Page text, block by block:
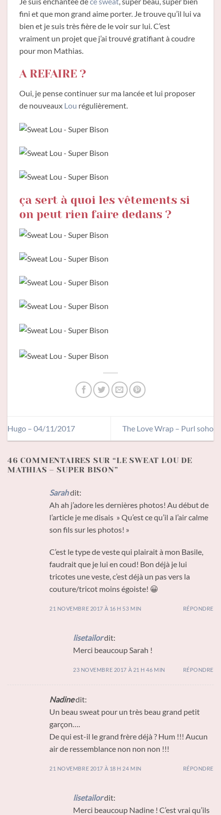
fini et que mon grand aime porter. Je trouve qu’il lui va
bien et je suis très fière de le voir sur lui. C’est
vraiment un projet que j’ai trouvé gratifiant à coudre
pour mon Mathias.
A REFAIRE ?
Oui, je pense continuer sur ma lancée et lui proposer
de nouveaux Lou régulièrement.
ça sert à quoi les vêtements si
on peut rien faire dedans ?
Hugo – 04/11/2017 The Love Wrap – Purl soho
46 COMMENTAIRES SUR “LE SWEAT LOU DE
MATHIAS – SUPER BISON”
Sarahdit:
Ah ah j’adore les dernières photos! Au début de
l’article je me disais » Qu’est ce qu’il a l’air calme
son fils sur les photos! »
C’est le type de veste qui plairait à mon Basile,
faudrait que je lui en coud! Bon déjà je lui
tricotes une veste, c’est déjà un pas vers la
couture/tricot moins égoiste! 😀
21 NOVEMBRE 2017 À 16 H 53 MIN RÉPONDRE
lisetailordit:
Merci beaucoup Sarah !
23 NOVEMBRE 2017 À 21 H 46 MIN RÉPONDRE
Nadinedit:
Un beau sweat pour un très beau grand petit
garçon….
De qui est-il le grand frère déjà ? Hum !!! Aucun
air de ressemblance non non non !!!
21 NOVEMBRE 2017 À 18 H 24 MIN RÉPONDRE
lisetailordit:
Merci beaucoup Nadine ! C’est vrai qu’ils